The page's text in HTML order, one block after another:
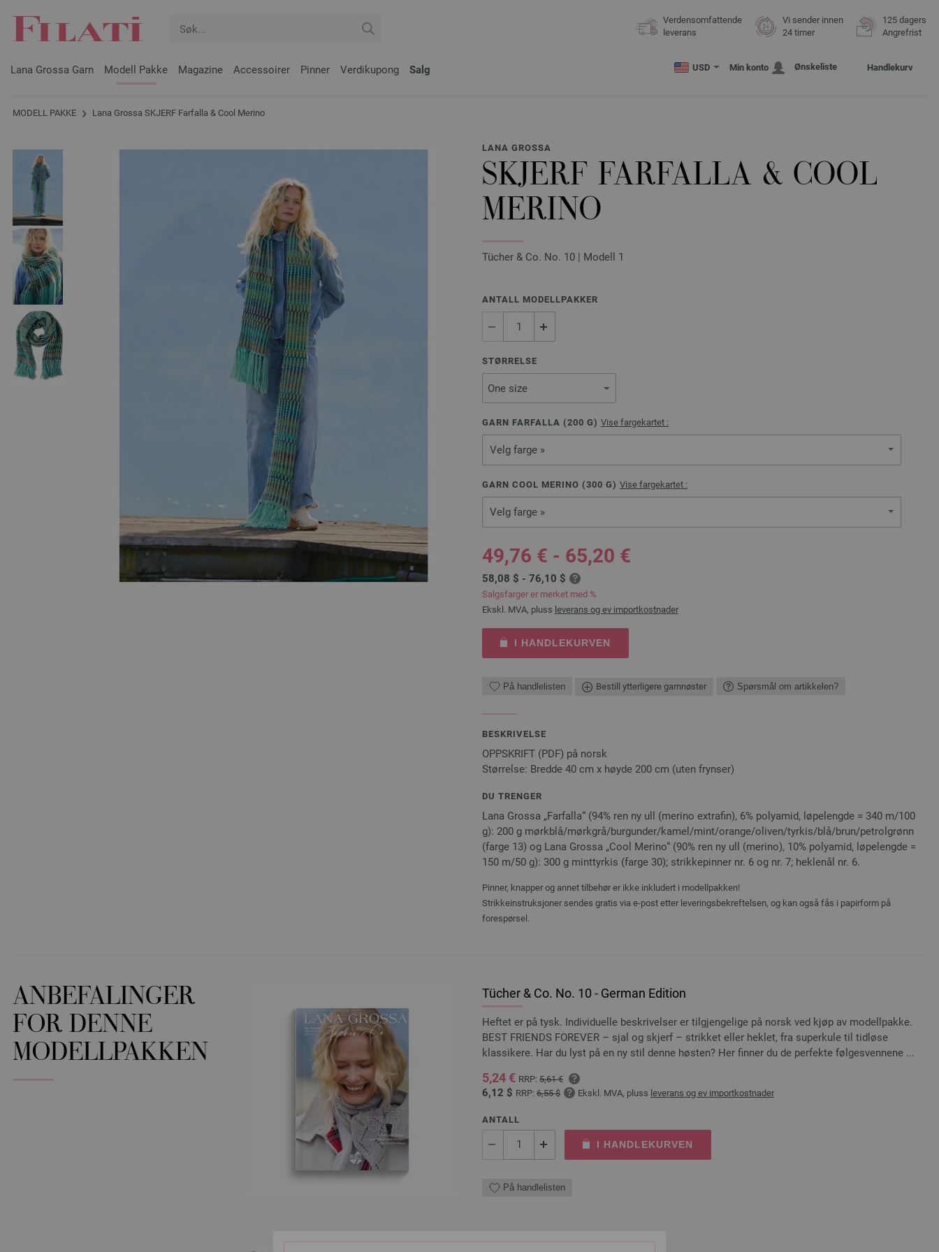
Verdensomfattende
leverans
Vi sender innen
24 timer
125 dagers
Angrefrist
Lana Grossa Garn Modell Pakke Magazine Accessoirer Pinner Verdikupong Salg USD Min konto Ønskeliste Handlekurv
MODELL PAKKE Lana Grossa SKJERF Farfalla & Cool Merino
LANA GROSSA
SKJERF FARFALLA & COOL
MERINO
Tücher & Co. No. 10 | Modell 1
ANTALL MODELLPAKKER
STØRRELSE
GARN FARFALLA (200 G) Vise fargekartet :
Velg farge »
GARN COOL MERINO (300 G) Vise fargekartet :
Velg farge »
49,76 € - 65,20 €
58,08 $ - 76,10 $
Salgsfarger er merket med %
Ekskl. MVA, pluss leverans og ev importkostnader
I HANDLEKURVEN
På handlelisten Bestill ytterligere garnnøster Spørsmål om artikkelen?
BESKRIVELSE
OPPSKRIFT (PDF) på norsk
Størrelse: Bredde 40 cm x høyde 200 cm (uten frynser)
DU TRENGER
Lana Grossa „Farfalla“ (94% ren ny ull (merino extrafin), 6% polyamid, løpelengde = 340 m/100
g): 200 g mørkblå/mørkgrå/burgunder/kamel/mint/orange/oliven/tyrkis/blå/brun/petrolgrønn
(farge 13) og Lana Grossa „Cool Merino“ (90% ren ny ull (merino), 10% polyamid, løpelengde =
150 m/50 g): 300 g minttyrkis (farge 30); strikkepinner nr. 6 og nr. 7; heklenål nr. 6.
Pinner, knapper og annet tilbehør er ikke inkludert i modellpakken!
Strikkeinstruksjoner sendes gratis via e-post etter leveringsbekreftelsen, og kan også fås i papirform på
forespørsel.
ANBEFALINGER
FOR DENNE
MODELLPAKKEN
Tücher & Co. No. 10 - German Edition
Heftet er på tysk. Individuelle beskrivelser er tilgjengelige på norsk ved kjøp av modellpakke.
BEST FRIENDS FOREVER – sjal og skjerf – strikket eller heklet, fra superkule til tidløse
klassikere. Har du lyst på en ny stil denne høsten? Her finner du de perfekte følgesvennene ...
5,24 € RRP: 5,61 €
6,12 $ RRP: 6,55 $ Ekskl. MVA, pluss leverans og ev importkostnader
ANTALL
I HANDLEKURVEN
På handlelisten